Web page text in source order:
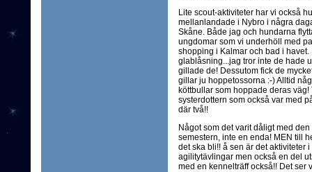
Lite scout-aktiviteter har vi också
mellanlandade i Nybro i några
Skåne. Både jag och hundarna
ungdomar som vi underhöll med
shopping i Kalmar och bad i
glablåsning...jag tror inte de hade
gillade de! Dessutom fick de
gillar ju hoppetossorna :-) Alltid
köttbullar som hoppade deras
systerdottern som också var med
där två!!
Något som det varit dåligt med
semestern, inte en enda! MEN till
det ska bli!! å sen är det aktiviteter
agilitytävlingar men också en del
med en kennelträff också!! Det ser